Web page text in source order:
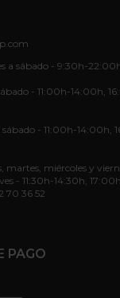
a sábado - 9:30h-
- 11:00h-14:00h,
sábado - 11:00h-14:00h,
martes, miércoles y
- 11:30h-14:30h,
70 36 52
PAGO